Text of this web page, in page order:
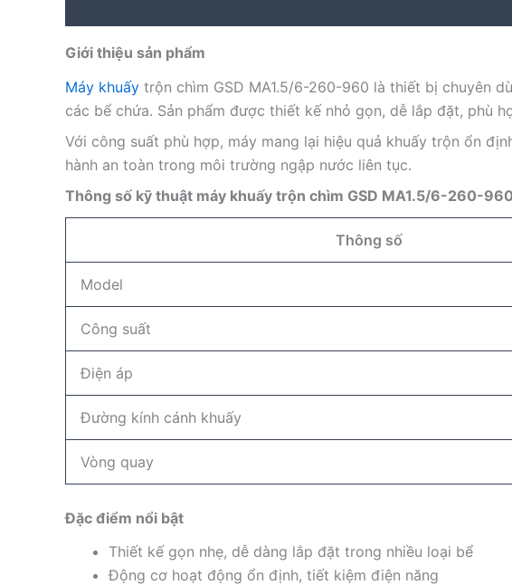
Giới thiệu sản phẩm
Máy khuấy trộn chìm GSD MA1.5/6-260-960 là thiết bị chuyên
các bể chứa. Sản phẩm được thiết kế nhỏ gọn, dễ lắp đặt, phù
Với công suất phù hợp, máy mang lại hiệu quả khuấy trộn ổn
hành an toàn trong môi trường ngập nước liên tục.
Thông số kỹ thuật máy khuấy trộn chìm GSD MA1.5/6-260-960
Thông số
Model
Công suất
Điện áp
Đường kính cánh khuấy
Vòng quay
Đặc điểm nổi bật
Thiết kế gọn nhẹ, dễ dàng lắp đặt trong nhiều loại bể
Động cơ hoạt động ổn định, tiết kiệm điện năng